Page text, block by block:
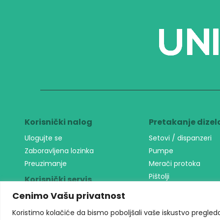
Cenimo Vašu privatnost
Koristimo kolačiće da bismo poboljšali vaše iskustvo
Korisnički nalog
Ulogujte se
Zaboravljena lozinka
Preuzimanje
Korisnički servis
Kako kupovati?
Način isporuke
Pretakanje
Setovi / dispanzeri
Pumpe
Merači protoka
Pištolji
Oprema